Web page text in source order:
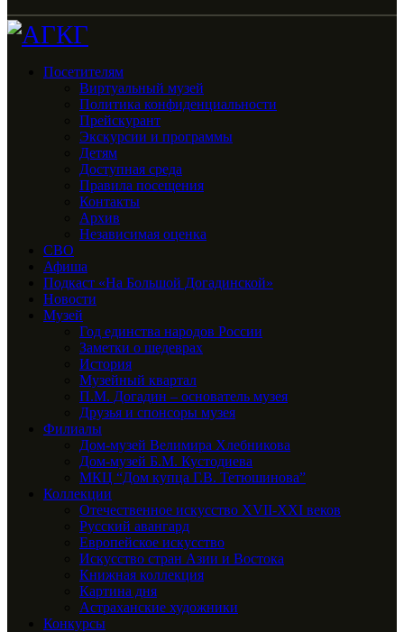
Посетителям
Виртуальный музей
Политика конфиденциальности
Прейскурант
Экскурсии и программы
Детям
Доступная среда
Правила посещения
Контакты
Архив
Независимая оценка
СВО
Афиша
Подкаст «На Большой Догадинской»
Новости
Музей
Год единства народов России
Заметки о шедеврах
История
Музейный квартал
П.М. Догадин – основатель музея
Друзья и спонсоры музея
Филиалы
Дом-музей Велимира Хлебникова
Дом-музей Б.М. Кустодиева
МКЦ “Дом купца Г.В. Тетюшинова”
Коллекции
Отечественное искусство XVII-XXI веков
Русский авангард
Европейское искусство
Искусство стран Азии и Востока
Книжная коллекция
Картина дня
Астраханские художники
Конкурсы